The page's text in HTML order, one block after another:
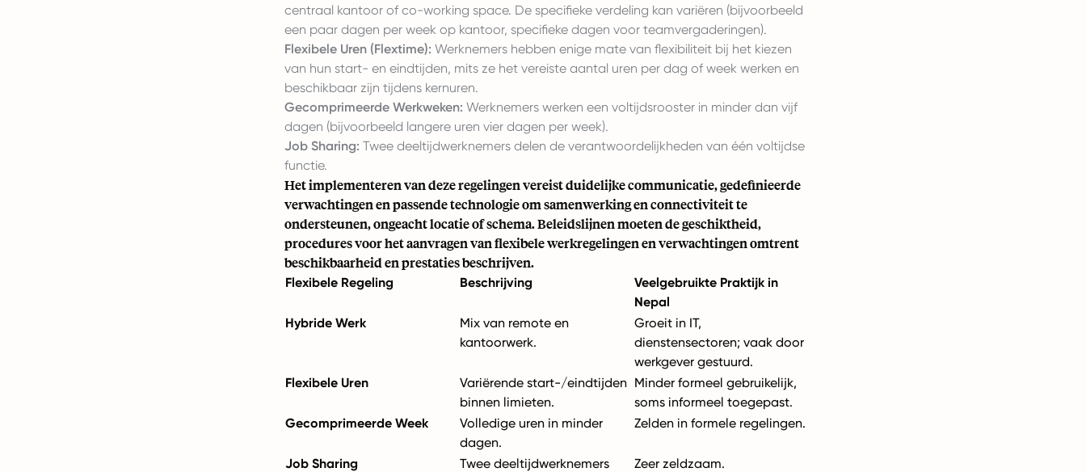
centraal kantoor of co-working space. De specifieke verdeling kan variëren (bijvoorbeeld
een paar dagen per week op kantoor, specifieke dagen voor teamvergaderingen).
Flexibele Uren (Flextime): Werknemers hebben enige mate van flexibiliteit bij het kiezen
van hun start- en eindtijden, mits ze het vereiste aantal uren per dag of week werken en
beschikbaar zijn tijdens kernuren.
Gecomprimeerde Werkweken: Werknemers werken een voltijdsrooster in minder dan vijf
dagen (bijvoorbeeld langere uren vier dagen per week).
Job Sharing: Twee deeltijdwerknemers delen de verantwoordelijkheden van één voltijdse
functie.
Het implementeren van deze regelingen vereist duidelijke communicatie, gedefinieerde
verwachtingen en passende technologie om samenwerking en connectiviteit te
ondersteunen, ongeacht locatie of schema. Beleidslijnen moeten de geschiktheid,
procedures voor het aanvragen van flexibele werkregelingen en verwachtingen omtrent
beschikbaarheid en prestaties beschrijven.
Flexibele Regeling Beschrijving
Veelgebruikte Praktijk in
Nepal
Hybride Werk
Mix van remote en
kantoorwerk.
Groeit in IT,
dienstensectoren; vaak door
werkgever gestuurd.
Flexibele Uren
Variërende start-/eindtijden
binnen limieten.
Minder formeel gebruikelijk,
soms informeel toegepast.
Gecomprimeerde Week
Volledige uren in minder
dagen.
Zelden in formele regelingen.
Job Sharing
Twee deeltijdwerknemers
Zeer zeldzaam.